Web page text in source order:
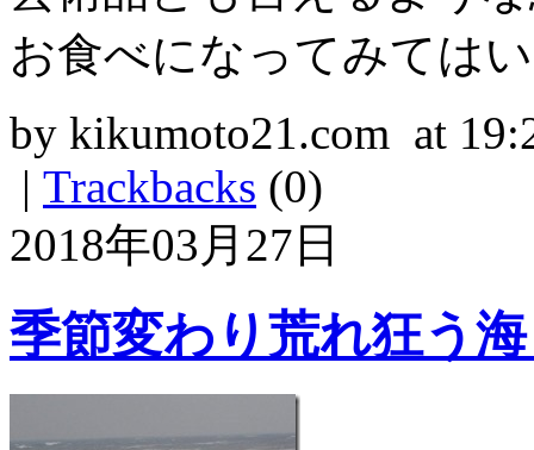
お食べになってみては
by kikumoto21.com at
| Trackbacks (0)
2018年03月27日
季節変わり荒れ狂う